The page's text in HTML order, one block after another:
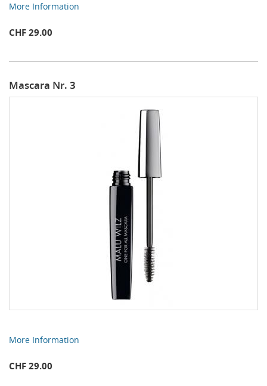
More Information
CHF 29.00
Mascara Nr. 3
More Information
CHF 29.00